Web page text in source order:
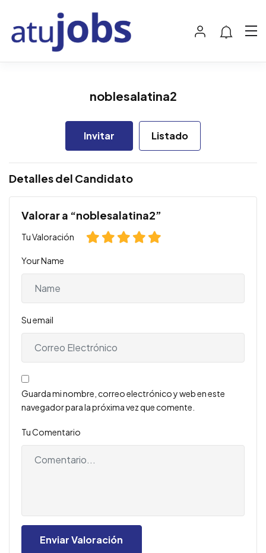
noblesalatina2
Invitar Listado
Detalles del Candidato
Valorar a “noblesalatina2”
Tu Valoración
Your Name
Su email
Guarda mi nombre, correo electrónico y web en este
navegador para la próxima vez que comente.
Tu Comentario